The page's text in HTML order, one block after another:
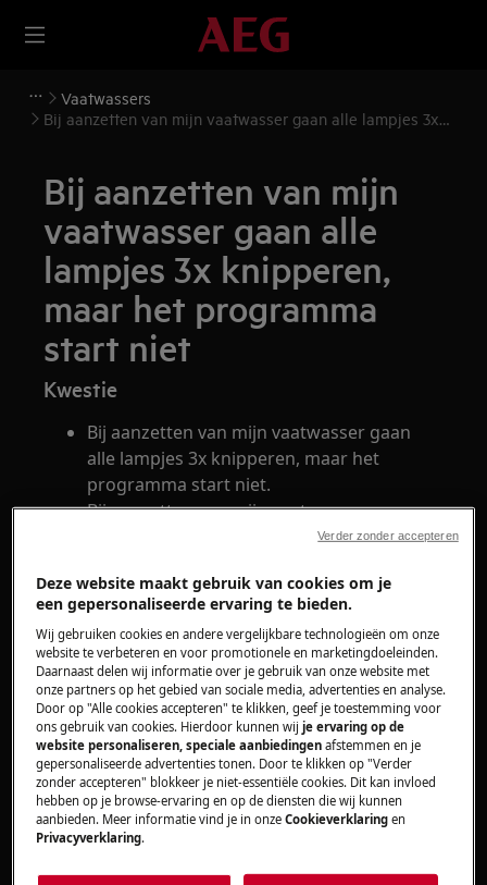
Vaatwassers
Bij aanzetten van mijn vaatwasser gaan alle lampjes 3x
Bij aanzetten van mijn
vaatwasser gaan alle
lampjes 3x knipperen,
maar het programma
start niet
Kwestie
Bij aanzetten van mijn vaatwasser gaan
alle lampjes 3x knipperen, maar het
programma start niet.
Bij aanzetten van mijn vaatwasser gaan
alle LED's drie keer knipperen, er kan wel
maar het programma gaat niet beginnen.
Vaatwasser met Quick Select bediening
zonder display staat in demo stand.
Heeft betrekking op
Vaatwasser met Quick Select bediening
zonder display
Oplossing
Deze website maakt gebruik van cookies om je
een gepersonaliseerde ervaring te bieden.
Wij gebruiken cookies en andere vergelijkbare technologieën om onze
website te verbeteren en voor promotionele en marketingdoeleinden.
Daarnaast delen wij informatie over je gebruik van onze website met
onze partners op het gebied van sociale media, advertenties en analyse.
Door op "Alle cookies accepteren" te klikken, geef je toestemming voor
ons gebruik van cookies. Hierdoor kunnen wijje ervaring op de
website personaliseren, speciale aanbiedingen afstemmen en je
gepersonaliseerde advertenties tonen. Door te klikken op "Verder
zonder accepteren" blokkeer je niet-essentiële cookies. Dit kan invloed
hebben op je browse-ervaring en op de diensten die wij kunnen
aanbieden. Meer informatie vind je in onzeCookieverklaring en
Privacyverklaring.
Verder zonder accepteren